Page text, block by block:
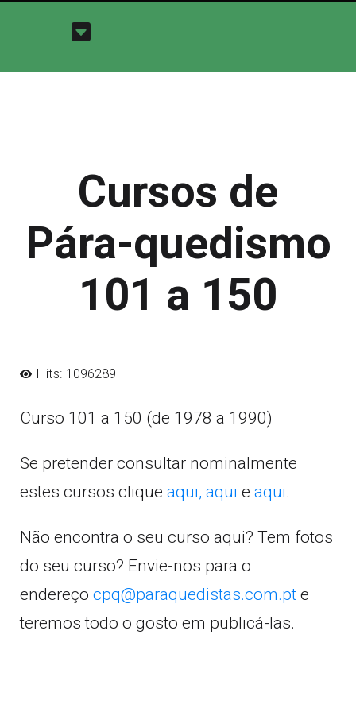
Cursos de
Pára-quedismo
101 a 150
Hits: 1096289
Curso 101 a 150 (de 1978 a 1990)
Se pretender consultar nominalmente
estes cursos clique aqui, aqui e aqui.
Não encontra o seu curso aqui? Tem fotos
do seu curso? Envie-nos para o
endereço cpq@paraquedistas.com.pt e
teremos todo o gosto em publicá-las.